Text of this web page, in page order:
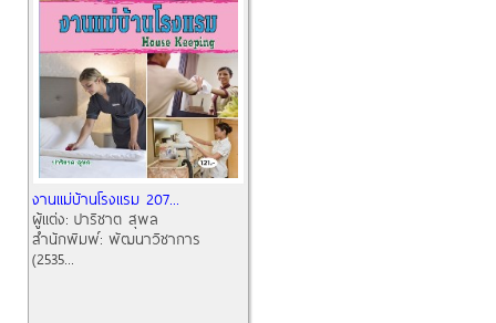
งานแม่บ้านโรงแรม 207...
ผู้แต่ง: ปาริชาต สุพล
สำนักพิมพ์: พัฒนาวิชาการ
(2535...